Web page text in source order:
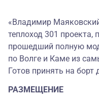
«Владимир
теплоход 301 проекта,
прошедший полную
по Волге и Каме из
Готов принять на
РАЗМЕЩЕНИЕ